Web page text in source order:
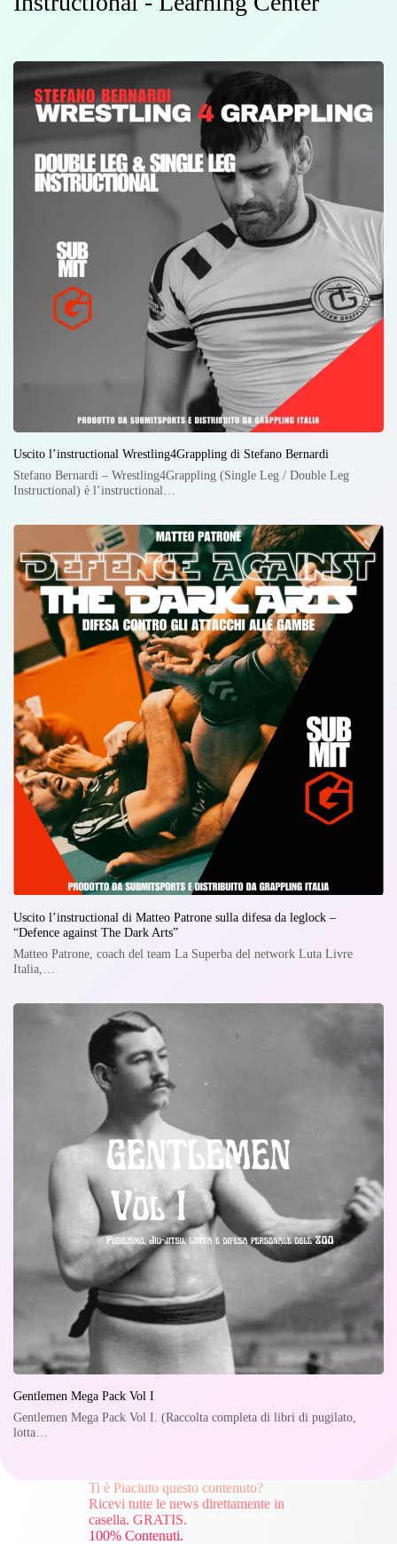
Uscito l’instructional Wrestling4Grappling di Stefano Bernardi
Stefano Bernardi – Wrestling4Grappling (Single Leg / Double Leg
Instructional) è l’instructional…
Uscito l’instructional di Matteo Patrone sulla difesa da leglock –
“Defence against The Dark Arts”
Matteo Patrone, coach del team La Superba del network Luta Livre
Italia,…
Gentlemen Mega Pack Vol I
Gentlemen Mega Pack Vol I. (Raccolta completa di libri di pugilato,
lotta…
Ti è Piaciuto questo contenuto?
Ricevi tutte le news direttamente in
casella. GRATIS.
100% Contenuti.